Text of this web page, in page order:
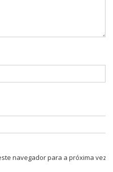
navegador para a próxima vez